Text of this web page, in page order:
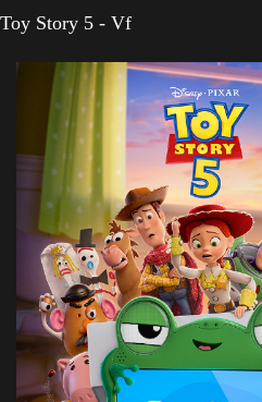
Toy Story 5 - Vf